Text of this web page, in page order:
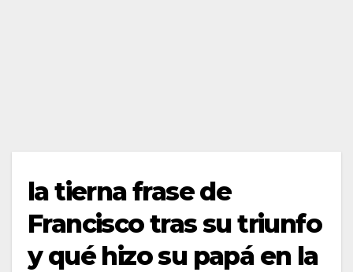
la tierna frase de
Francisco tras su triunfo
y qué hizo su papá en la